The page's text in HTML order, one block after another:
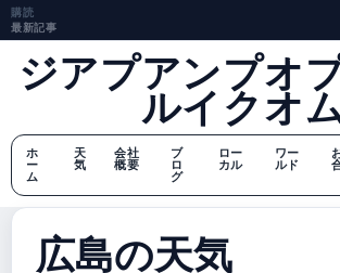
購読
最新記事
ジアプアンプオ
ルイクオ
ホ
ー
ム
天
気
会社
概要
ブ
ロ
グ
ロー
カル
ワー
ルド
広島の天気